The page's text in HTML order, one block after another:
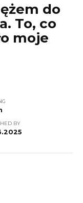
do
To, co
moje
BY